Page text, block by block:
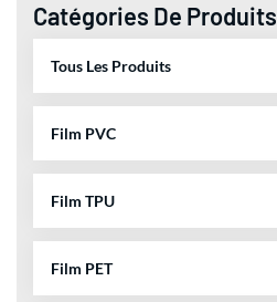
Catégories De Produits
Tous Les Produits
Film PVC
Film TPU
Film PET